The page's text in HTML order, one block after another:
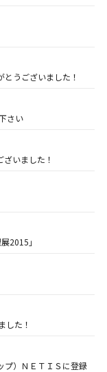
とうございました！
さい
いました！
2015」
した！
プ）ＮＥＴＩＳに登録